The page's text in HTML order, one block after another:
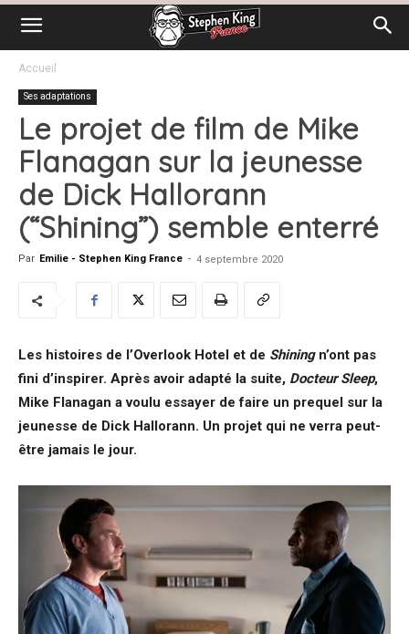
Accueil
Ses adaptations
Le projet de film de Mike
Flanagan sur la jeunesse
de Dick Hallorann
(“Shining”) semble enterré
Par Emilie - Stephen King France - 4 septembre 2020
Les histoires de l’Overlook Hotel et de Shiningn’ont pas
fini d’inspirer. Après avoir adapté la suite, Docteur Sleep,
Mike Flanagan a voulu essayer de faire un prequel sur la
jeunesse de Dick Hallorann. Un projet qui ne verra peut-
être jamais le jour.